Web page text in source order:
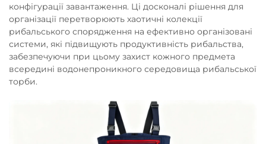
конфігурації завантаження. Ці досконалі рішення для
організації перетворюють хаотичні колекції
рибальського спорядження на ефективно організовані
системи, які підвищують продуктивність рибальства,
забезпечуючи при цьому захист кожного предмета
всередині водонепроникного середовища рибальської
торби.